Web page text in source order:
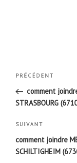
de
l’article
Article
précédent
PRÉCÉDENT
comment
STRASBOURG
Article
suivant
SUIVANT
comment joindre
SCHILTIGHEIM